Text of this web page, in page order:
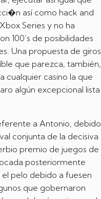
así­ como hack and
Series y no ha
100’s de posibilidades
Una propuesta de giros
que parezca, también,
cualquier casino la que
algún excepcional lista
a Antonio, debido
conjunta de la decisiva
premio de juegos de
posteriormente
pelo debido a fuesen
que gobernaron